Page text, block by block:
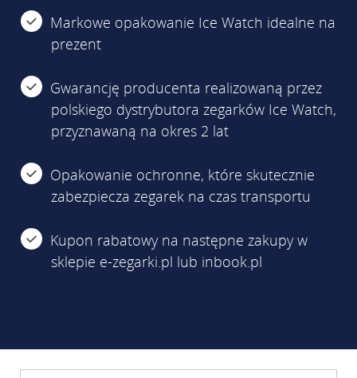
Markowe opakowanie Ice Watch idealne na
prezent
Gwarancję producenta realizowaną przez
polskiego dystrybutora zegarków Ice Watch,
przyznawaną na okres 2 lat
Opakowanie ochronne, które skutecznie
zabezpiecza zegarek na czas transportu
Kupon rabatowy na następne zakupy w
sklepie e-zegarki.pl lub inbook.pl